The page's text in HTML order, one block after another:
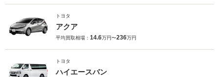
トヨタ
アクア
平均買取相場： 14.6万円〜236万円
トヨタ
ハイエースバン